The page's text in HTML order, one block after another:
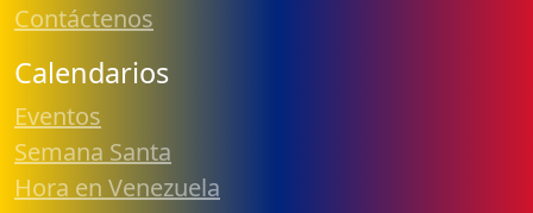
Contáctenos
Calendarios
Eventos
Semana Santa
Hora en Venezuela